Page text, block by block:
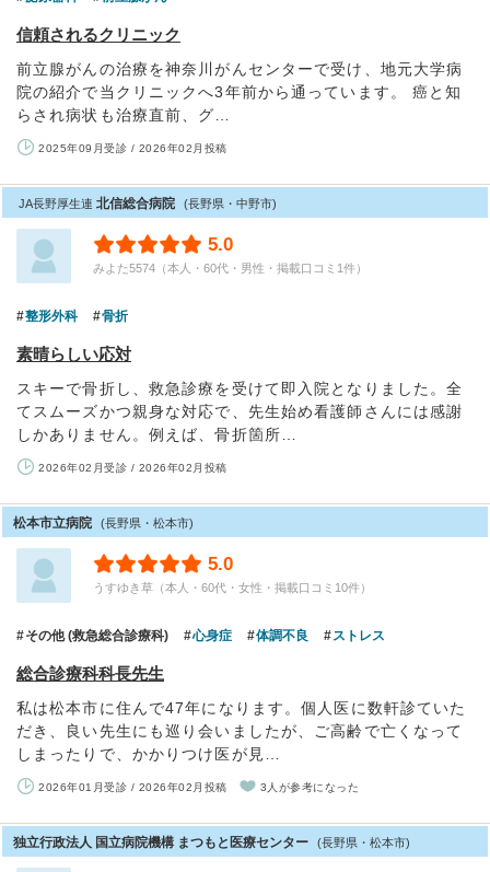
信頼されるクリニック
前立腺がんの治療を神奈川がんセンターで受け、地元大学病
院の紹介で当クリニックへ3年前から通っています。 癌と知
らされ病状も治療直前、グ…
2025年09月受診 / 2026年02月投稿
JA長野厚生連 北信総合病院 (長野県・中野市)
5.0
みよた5574（本人・60代・男性・掲載口コミ1件）
整形外科 骨折
素晴らしい応対
スキーで骨折し、救急診療を受けて即入院となりました。全
てスムーズかつ親身な対応で、先生始め看護師さんには感謝
しかありません。例えば、骨折箇所…
2026年02月受診 / 2026年02月投稿
松本市立病院 (長野県・松本市)
5.0
うすゆき草（本人・60代・女性・掲載口コミ10件）
その他 (救急総合診療科) 心身症 体調不良 ストレス
総合診療科科長先生
私は松本市に住んで47年になります。個人医に数軒診ていた
だき、良い先生にも巡り会いましたが、ご高齢で亡くなって
しまったりで、かかりつけ医が見…
2026年01月受診 / 2026年02月投稿 3人が参考になった
独立行政法人 国立病院機構 まつもと医療センター (長野県・松本市)